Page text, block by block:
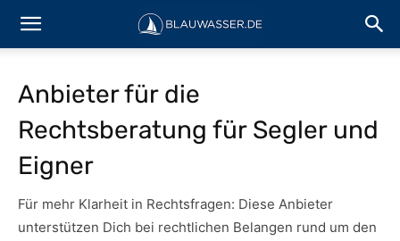
Anbieter für die
Rechtsberatung für Segler und
Eigner
Für mehr Klarheit in Rechtsfragen: Diese Anbieter
unterstützen Dich bei rechtlichen Belangen rund um den